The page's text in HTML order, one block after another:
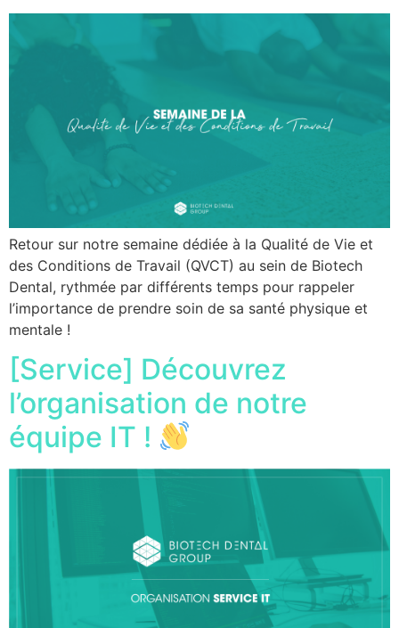
Retour sur notre semaine dédiée à la Qualité de Vie et
des Conditions de Travail (QVCT) au sein de Biotech
Dental, rythmée par différents temps pour rappeler
l’importance de prendre soin de sa santé physique et
mentale !
[Service] Découvrez
l’organisation de notre
équipe IT !